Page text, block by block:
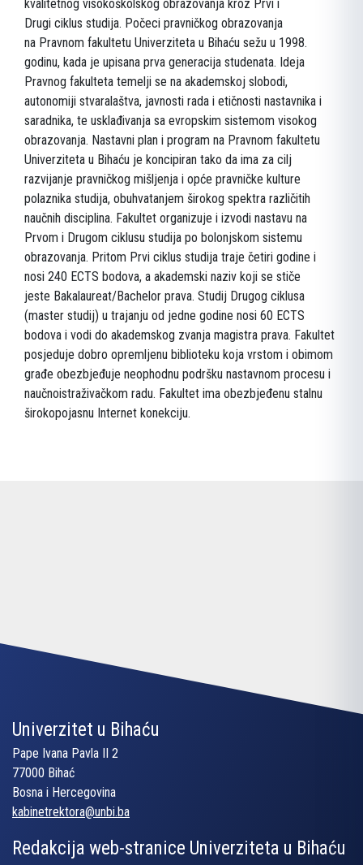
kvalitetnog visokoškolskog obrazovanja kroz Prvi i
Drugi ciklus studija. Počeci pravničkog obrazovanja
na Pravnom fakultetu Univerziteta u Bihaću sežu u 1998.
godinu, kada je upisana prva generacija studenata. Ideja
Pravnog fakulteta temelji se na akademskoj slobodi,
autonomiji stvaralaštva, javnosti rada i etičnosti nastavnika i
saradnika, te usklađivanja sa evropskim sistemom visokog
obrazovanja. Nastavni plan i program na Pravnom fakultetu
Univerziteta u Bihaću je koncipiran tako da ima za cilj
razvijanje pravničkog mišljenja i opće pravničke kulture
polaznika studija, obuhvatanjem širokog spektra različitih
naučnih disciplina. Fakultet organizuje i izvodi nastavu na
Prvom i Drugom ciklusu studija po bolonjskom sistemu
obrazovanja. Pritom Prvi ciklus studija traje četiri godine i
nosi 240 ECTS bodova, a akademski naziv koji se stiče
jeste Bakalaureat/Bachelor prava. Studij Drugog ciklusa
(master studij) u trajanju od jedne godine nosi 60 ECTS
bodova i vodi do akademskog zvanja magistra prava. Fakultet
posjeduje dobro opremljenu biblioteku koja vrstom i obimom
građe obezbjeđuje neophodnu podršku nastavnom procesu i
naučnoistraživačkom radu. Fakultet ima obezbjeđenu stalnu
širokopojasnu Internet konekciju.
Univerzitet u Bihaću
Pape Ivana Pavla II 2
77000 Bihać
Bosna i Hercegovina
kabinetrektora@unbi.ba
Redakcija web-stranice Univerziteta u Bihaću